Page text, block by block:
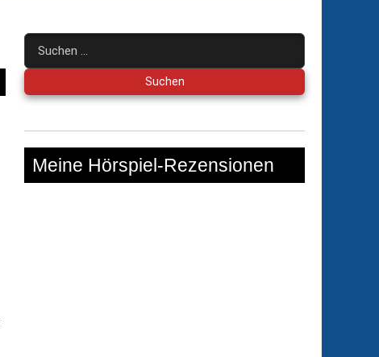
Suchen
nach:
Meine Hörspiel-Rezensionen